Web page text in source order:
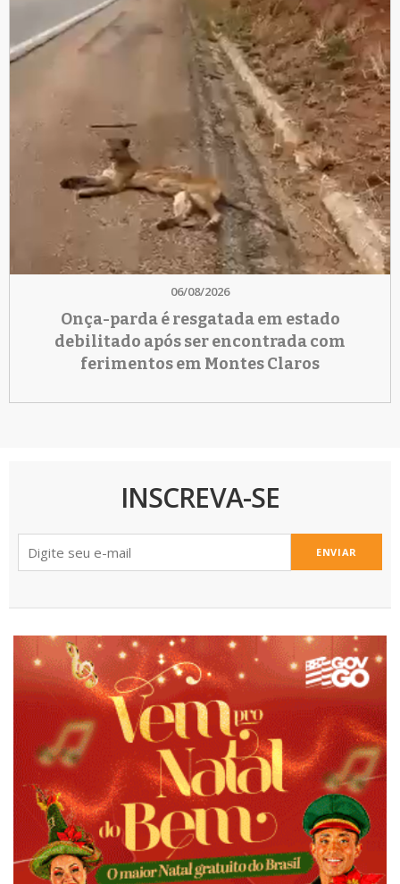
06/08/2026
Onça-parda é resgatada em estado
debilitado após ser encontrada com
ferimentos em Montes Claros
INSCREVA-SE
ENVIAR